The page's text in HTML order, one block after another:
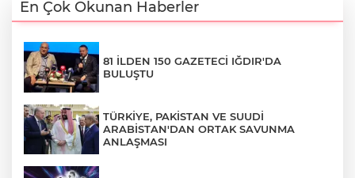
En Çok Okunan Haberler
81 İLDEN 150 GAZETECİ IĞDIR'DA
BULUŞTU
TÜRKİYE, PAKİSTAN VE SUUDİ
ARABİSTAN'DAN ORTAK SAVUNMA
ANLAŞMASI